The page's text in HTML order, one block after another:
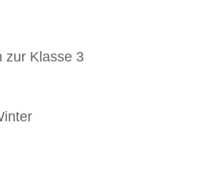
zur Klasse 3